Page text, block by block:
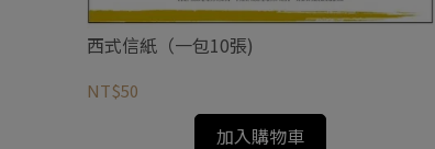
西式信紙（一包10張)
NT$50
加入購物車